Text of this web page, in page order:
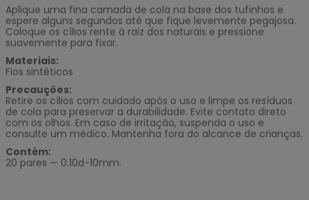
Aplique uma fina camada de cola na base dos tufinhos e
espere alguns segundos até que fique levemente pegajosa.
Coloque os cílios rente à raiz dos naturais e pressione
suavemente para fixar.
Materiais:
Fios sintéticos
Precauções:
Retire os cílios com cuidado após o uso e limpe os resíduos
de cola para preservar a durabilidade. Evite contato direto
com os olhos. Em caso de irritação, suspenda o uso e
consulte um médico. Mantenha fora do alcance de crianças.
Contém:
20 pares — 0.10d-10mm.